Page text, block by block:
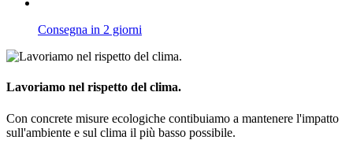
Consegna in 2 giorni
Lavoriamo nel rispetto del clima.
Con concrete misure ecologiche contibuiamo a mantenere l'impatto
sull'ambiente e sul clima il più basso possibile.